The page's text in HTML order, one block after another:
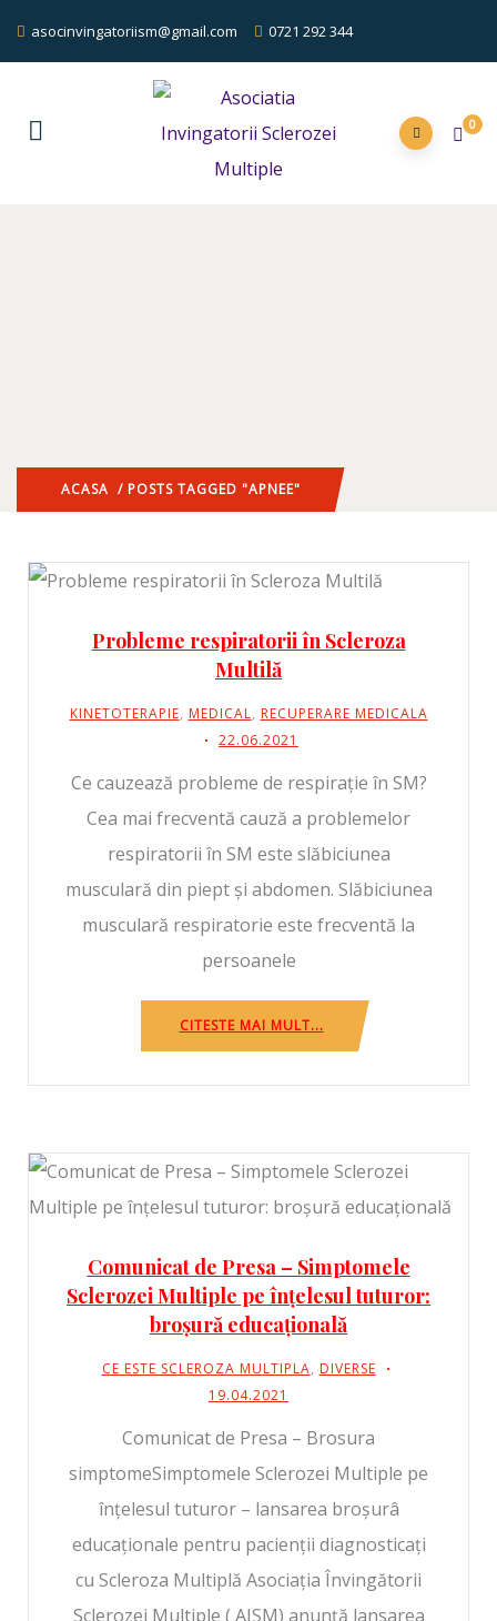
asocinvingatoriism@gmail.com 0721 292 344
0
ACASA / POSTS TAGGED "APNEE"
Probleme respiratorii în Scleroza
Multilă
KINETOTERAPIE, MEDICAL, RECUPERARE MEDICALA
22.06.2021
Ce cauzează probleme de respirație în SM?
Cea mai frecventă cauză a problemelor
respiratorii în SM este slăbiciunea
musculară din piept și abdomen. Slăbiciunea
musculară respiratorie este frecventă la
persoanele
CITESTE MAI MULT...
Comunicat de Presa – Simptomele
Sclerozei Multiple pe înțelesul tuturor:
broșură educațională
CE ESTE SCLEROZA MULTIPLA, DIVERSE
19.04.2021
Comunicat de Presa – Brosura
simptomeSimptomele Sclerozei Multiple pe
înțelesul tuturor – lansarea broșurâ
educaționale pentru pacienții diagnosticați
cu Scleroza Multiplă Asociația Învingătorii
Sclerozei Multiple ( AISM) anunță lansarea